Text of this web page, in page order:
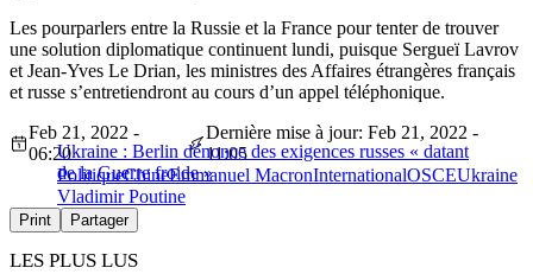
Les pourparlers entre la Russie et la France pour tenter de trouver
une solution diplomatique continuent lundi, puisque Sergueï Lavrov
et Jean-Yves Le Drian, les ministres des Affaires étrangères français
et russe s’entretiendront au cours d’un appel téléphonique.
Ukraine : Berlin dénonce des exigences russes « datant
de la Guerre froide »
Feb 21, 2022 -
06:20
Dernière mise à jour: Feb 21, 2022 -
11:05
PolitiqueChineEmmanuel MacronInternationalOSCEUkraine
Vladimir Poutine
Print Partager
LES PLUS LUS